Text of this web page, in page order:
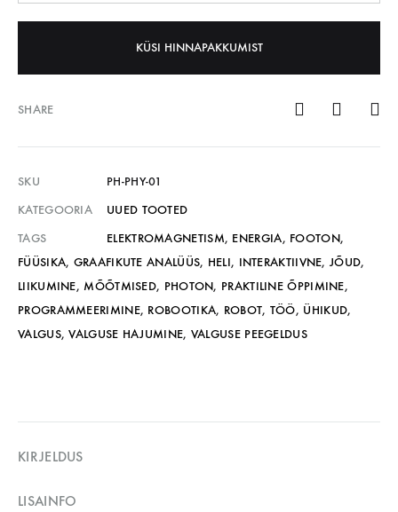
KÜSI HINNAPAKKUMIST
SHARE
SKU
PH-PHY-01
KATEGOORIA
UUED TOOTED
TAGS
ELEKTROMAGNETISM, ENERGIA, FOOTON,
FÜÜSIKA, GRAAFIKUTE ANALÜÜS, HELI, INTERAKTIIVNE,JÕUD,
LIIKUMINE,MÕÕTMISED, PHOTON, PRAKTILINE ÕPPIMINE,
PROGRAMMEERIMINE, ROBOOTIKA, ROBOT, TÖÖ, ÜHIKUD,
VALGUS,VALGUSE HAJUMINE, VALGUSE PEEGELDUS
KIRJELDUS
LISAINFO